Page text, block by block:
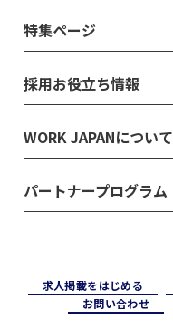
特集ページ
採用お役立ち情報
WORK JAPANについて
パートナープログラム
求⼈掲載をはじめる
お問い合わせ